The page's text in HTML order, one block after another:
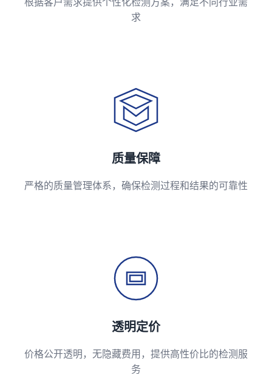
根据客户需求提供个性化检测方案，满足不同行业需
求
质量保障
严格的质量管理体系，确保检测过程和结果的可靠性
透明定价
价格公开透明，无隐藏费用，提供高性价比的检测服
务